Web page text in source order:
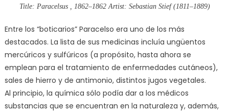
Title: Paracelsus , 1862–1862 Artist: Sebastian Stief (1811–1889)
Entre los “boticarios” Paracelso era uno de los más
destacados. La lista de sus medicinas incluía ungüentos
mercúricos y sulfúricos (a propósito, hasta ahora se
emplean para el tratamiento de enfermedades cutáneos),
sales de hierro y de antimonio, distintos jugos vegetales.
Al principio, la química sólo podía dar a los médicos
substancias que se encuentran en la naturaleza y, además,